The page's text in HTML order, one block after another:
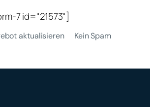
7 id="21573"]
aktualisieren Kein Spam